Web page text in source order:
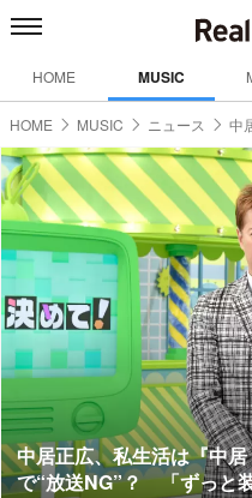
HOME MUSIC
HOME MUSIC ニュース 中
中居正広、私生活は『中
で“放送NG”？ 「ずっと